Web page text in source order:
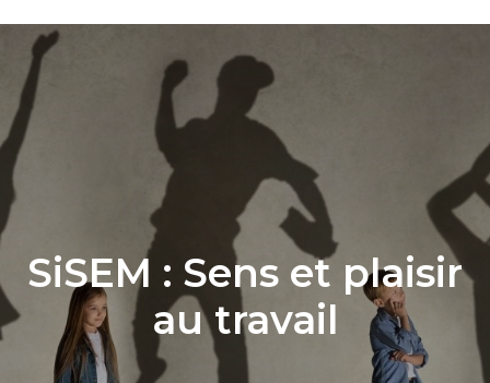
SiSEM : Sens et plaisir
au travail